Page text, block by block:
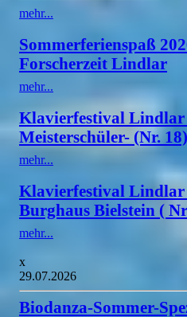
mehr...
Sommerferienspaß
Forscherzeit Lindlar
mehr...
Klavierfestival Lindlar
Meisterschüler- (Nr.
mehr...
Klavierfestival Lindlar
Burghaus Bielstein (
mehr...
x
29.07.2026
Biodanza-Sommer-